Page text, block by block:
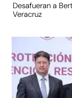
Desafueran a
Veracruz